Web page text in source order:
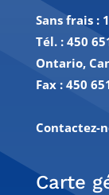
Sans frais :
Tél. : 450
Ontario,
Fax : 450
Contactez-
Carte